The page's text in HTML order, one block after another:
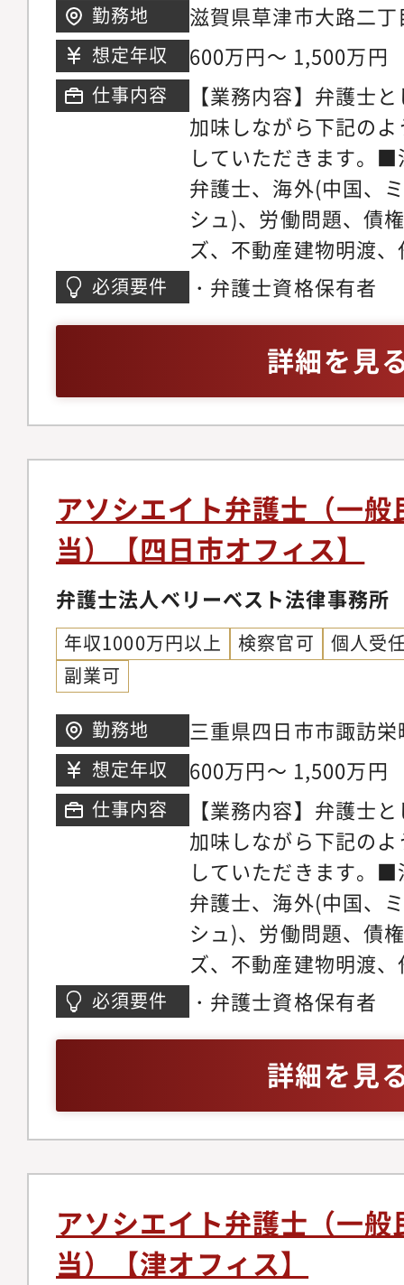
事務所では業務支援
研修実施やオフィス
おります。領域が広
領域についてミスマ
やかなサポート体制
リアステップについ
い分野の仕事に触れ
関心の高い分野で専
だきます。ゆくゆく
戦しつつ後輩弁護士
だきます。経験を積
師や、メディアへの
き、短期間で弁護士
事ができる環境です
マーケティング・営
事務所では各専門チ
の段階から弁護士が
います。マーケティ
助けを借りながら、
きるかを弁護士が主
た、顧客獲得の見込
ロージングの段階で
をお願いしている為
着けることが可能で
ネスモデルでの実務
事務所の中には、価
り、実績が少なく専
朗会計とクライアン
ブルな料金体系を構
ニーズに応じ、今後
以上に大きく切り込
ます。【サポート制
事務所では業務支援
研修実施やオフィス
おります。領域が広
領域についてミスマ
やかなサポート体制
リアステップについ
い分野の仕事に触れ
関心の高い分野で専
だきます。ゆくゆく
戦しつつ後輩弁護士
だきます。経験を積
師や、メディアへの
勤務地
滋賀県草津市大路二
※希望考慮の上決定し
想定年収 600万円～ 1,500万円
仕事内容
【業務内容】弁護士
加味しながら下記の
していただきます。
弁護士、海外(中国、
シュ)、労働問題、債
ズ、不動産建物明渡
件、不動産・法人登
務、コーポレートガ
チャー法務、IPO法
件、紛争案件、知的
テイメント、国際取
個人のお客様向け交
金請求、離婚問題、
産相続、労働問題、
外国人のビザ申請【
の】◆幅広い分野/豊
ているパラリーガル
士が多くの案件に専
き、短期間で弁護士
事ができる環境です
マーケティング・営
事務所では各専門チ
の段階から弁護士が
います。マーケティ
助けを借りながら、
きるかを弁護士が主
た、顧客獲得の見込
ロージングの段階で
をお願いしている為
着けることが可能で
ネスモデルでの実務
事務所の中には、価
り、実績が少なく専
朗会計とクライアン
ブルな料金体系を構
必須要件 ・弁護士資格保有者
詳細を見
アソシエイト弁護士（一
当）【四日市オフィス】
弁護士法人ベリーベスト法律事務所
年収1000万円以上 検察官可
個人受
副業可
勤務地
三重県四日市市諏訪
ル3階※希望考慮の上
想定年収 600万円～ 1,500万円
仕事内容
【業務内容】弁護士
加味しながら下記の
していただきます。
弁護士、海外(中国、
シュ)、労働問題、債
ズ、不動産建物明渡
件、不動産・法人登
務、コーポレートガ
チャー法務、IPO法
件、紛争案件、知的
テイメント、国際取
個人のお客様向け交
金請求、離婚問題、
産相続、労働問題、
外国人のビザ申請【
必須要件 ・弁護士資格保有者
詳細を見
アソシエイト弁護士（一
当）【津オフィス】